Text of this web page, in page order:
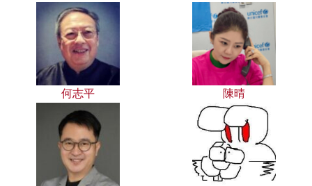
何志平 陳晴